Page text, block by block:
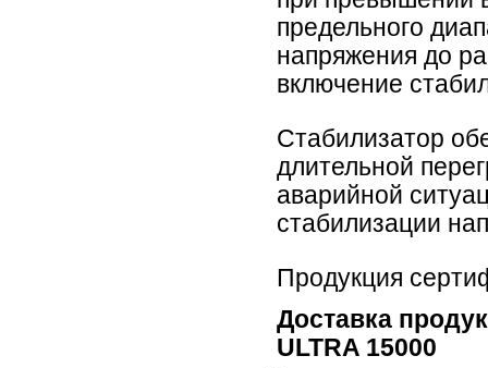
предельного
напряжения до
включение
Стабилизатор
длительной
аварийной
стабилизации
Продукция
Доставка
ULTRA 15000